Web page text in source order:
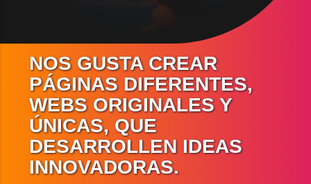
NOS GUSTA CREAR
PÁGINAS DIFERENTES,
WEBS ORIGINALES Y
ÚNICAS, QUE
DESARROLLEN IDEAS
INNOVADORAS.